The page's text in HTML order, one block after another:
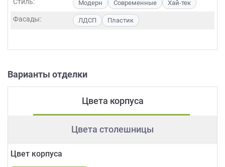
Стиль: Модерн Современные Хай-тек
Фасады: ЛДСП Пластик
Варианты отделки
Цвета корпуса
Цвета столешницы
Цвет корпуса